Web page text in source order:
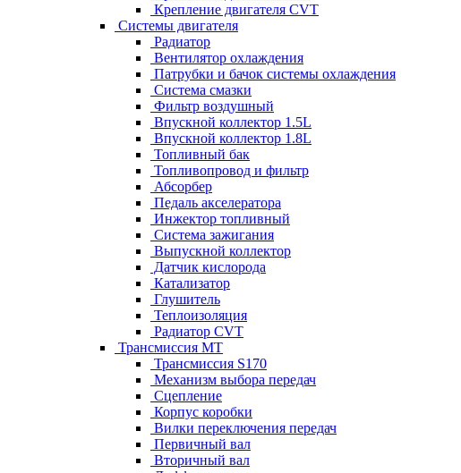
Крепление двигателя CVT
Системы двигателя
Радиатор
Вентилятор охлаждения
Патрубки и бачок системы охлаждения
Система смазки
Фильтр воздушный
Впускной коллектор 1.5L
Впускной коллектор 1.8L
Топливный бак
Топливопровод и фильтр
Абсорбер
Педаль акселератора
Инжектор топливный
Система зажигания
Выпускной коллектор
Датчик кислорода
Катализатор
Глушитель
Теплоизоляция
Радиатор CVT
Трансмиссия MT
Трансмиссия S170
Механизм выбора передач
Сцепление
Корпус коробки
Вилки переключения передач
Первичный вал
Вторичный вал